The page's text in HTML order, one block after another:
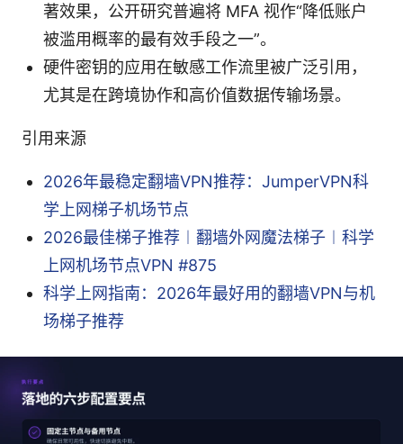
著效果，公开研究普遍将 MFA 视作“降低账户
被滥用概率的最有效手段之一”。
硬件密钥的应用在敏感工作流里被广泛引用，
尤其是在跨境协作和高价值数据传输场景。
引用来源
2026年最稳定翻墙VPN推荐：JumperVPN科
学上网梯子机场节点
2026最佳梯子推荐︱翻墙外网魔法梯子︱科学
上网机场节点VPN #875
科学上网指南：2026年最好用的翻墙VPN与机
场梯子推荐